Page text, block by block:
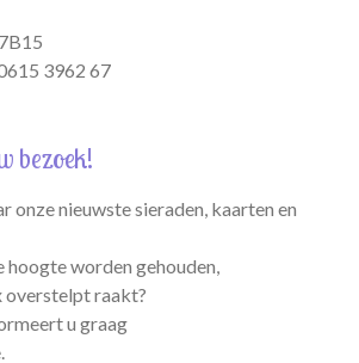
3962 67
bezoek!
onze nieuwste sieraden, kaarten en
hoogte worden gehouden,
overstelpt raakt?
u graag